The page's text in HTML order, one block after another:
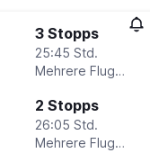
3 Stopps
25:45 Std.
Mehrere Fluglinien
2 Stopps
26:05 Std.
Mehrere Fluglinien